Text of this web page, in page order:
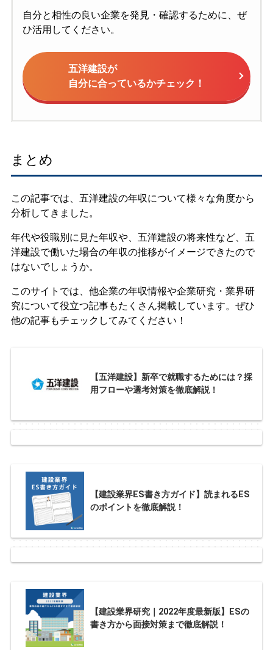
自分と相性の良い企業を発見・確認するために、ぜ
ひ活用してください。
五洋建設が
自分に合っているかチェック！
まとめ
この記事では、五洋建設の年収について様々な角度から
分析してきました。
年代や役職別に見た年収や、五洋建設の将来性など、五
洋建設で働いた場合の年収の推移がイメージできたので
はないでしょうか。
このサイトでは、他企業の年収情報や企業研究・業界研
究について役立つ記事もたくさん掲載しています。ぜひ
他の記事もチェックしてみてください！
【五洋建設】新卒で就職するためには？採
用フローや選考対策を徹底解説！
【建設業界ES書き方ガイド】読まれるES
のポイントを徹底解説！
【建設業界研究｜2022年度最新版】ESの
書き方から面接対策まで徹底解説！